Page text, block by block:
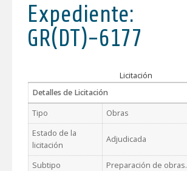
Expediente:
GR(DT)-6177
Licitación
Detalles de Licitación
Tipo
Obras
Estado de la
licitación
Adjudicada
Subtipo Preparación de obras.